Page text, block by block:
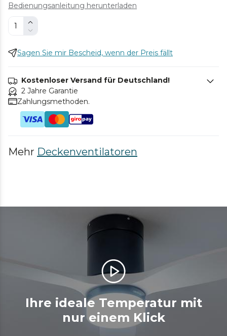
Bedienungsanleitung herunterladen
Sagen Sie mir Bescheid, wenn der Preis fällt
Kostenloser Versand für Deutschland!
2 Jahre Garantie
Zahlungsmethoden.
Mehr Deckenventilatoren
Ihre ideale Temperatur mit
nur einem Klick